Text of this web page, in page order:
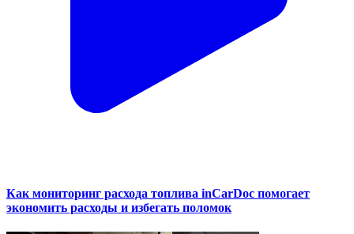
Как мониторинг расхода топлива inCarDoc помогает
экономить расходы и избегать поломок